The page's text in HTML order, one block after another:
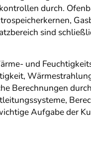
durch.
sind
und
Berechnungen
Aufgabe der